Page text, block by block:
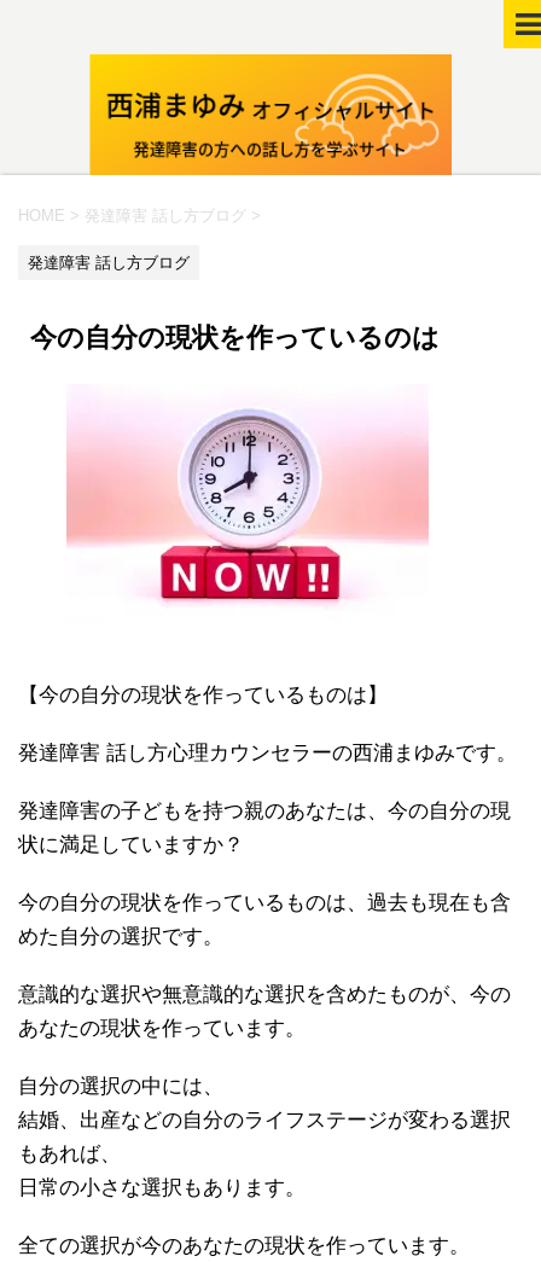
HOME > 発達障害 話し方ブログ >
発達障害 話し方ブログ
今の自分の現状を作っているのは
【今の自分の現状を作っているものは】
発達障害 話し方心理カウンセラーの西浦まゆみです。
発達障害の子どもを持つ親のあなたは、今の自分の現
状に満足していますか？
今の自分の現状を作っているものは、過去も現在も含
めた自分の選択です。
意識的な選択や無意識的な選択を含めたものが、今の
あなたの現状を作っています。
自分の選択の中には、
結婚、出産などの自分のライフステージが変わる選択
もあれば、
日常の小さな選択もあります。
全ての選択が今のあなたの現状を作っています。